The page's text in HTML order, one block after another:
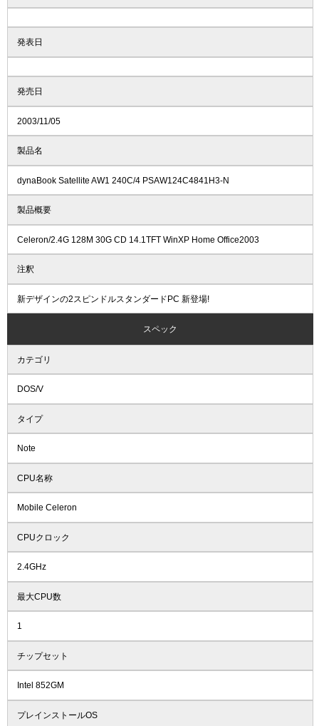
発表日
発売日
2003/11/05
製品名
dynaBook Satellite AW1 240C/4 PSAW124C4841H3-N
製品概要
Celeron/2.4G 128M 30G CD 14.1TFT WinXP Home Office2003
注釈
新デザインの2スピンドルスタンダードPC 新登場!
スペック
カテゴリ
DOS/V
タイプ
Note
CPU名称
Mobile Celeron
CPUクロック
2.4GHz
最大CPU数
1
チップセット
Intel 852GM
プレインストールOS